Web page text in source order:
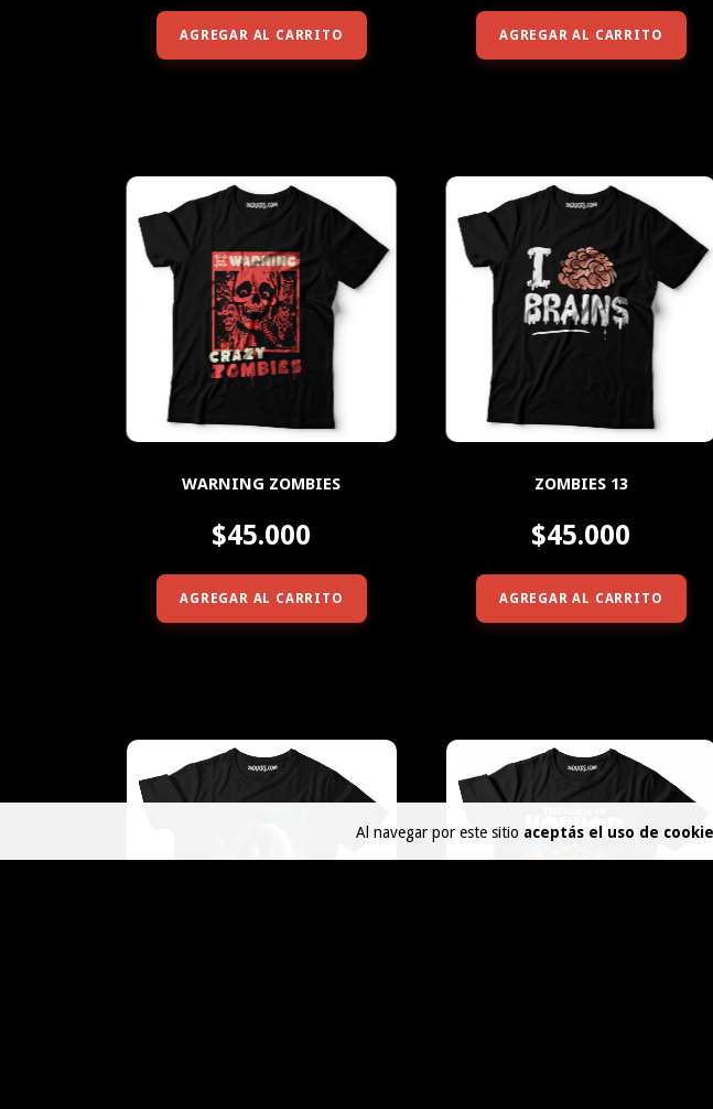
Al navegar por este sitio aceptás el uso de
AGREGAR AL CARRITO AGREGAR AL CARRITO
WARNING ZOMBIES
$45.000
AGREGAR AL CARRITO
ZOMBIES 13
$45.000
AGREGAR AL CARRITO